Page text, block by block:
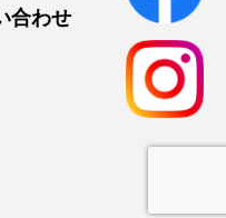
合わせ